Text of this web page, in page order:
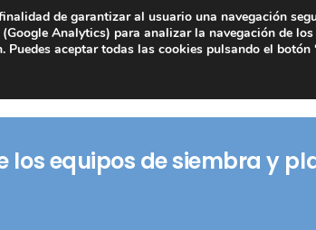
los equipos de siembra y
de garantizar al usuario una navegación
Analytics) para analizar la navegación de
Puedes aceptar todas las cookies pulsando el